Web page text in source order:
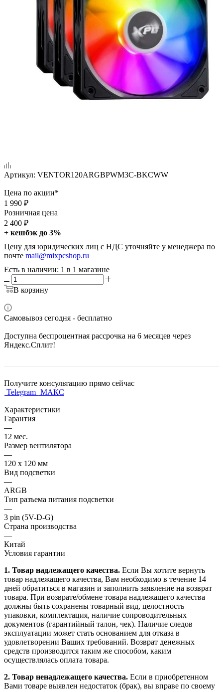
Артикул: VENTOR120ARGBPWM3C-BKCWW
Цена по акции*
1 990 ₽
Розничная цена
2 400 ₽
+ кешбэк до 3%
Цену для юридических лиц с НДС уточняйте у менеджера по
почте mail@mixpcshop.ru
Есть в наличии: 1 в 1 магазине
В корзину
Самовывоз сегодня - бесплатно
Доступна беспроцентная рассрочка на 6 месяцев через
Яндекс.Сплит!
Получите консультацию прямо сейчас
Telegram МАКС
Характеристики
Гарантия
—
12 мес.
Размер вентилятора
—
120 х 120 мм
Вид подсветки
—
ARGB
Тип разъема питания подсветки
—
3 pin (5V-D-G)
Страна производства
—
Китай
Условия гарантии
1. Товар надлежащего качества. Если Вы хотите вернуть
товар надлежащего качества, Вам необходимо в течение 14
дней обратиться в магазин и заполнить заявление на возврат
товара. При возврате/обмене товара надлежащего качества
должны быть сохранены товарный вид, целостность
упаковки, комплектация, наличие сопроводительных
документов (гарантийный талон, чек). Наличие следов
эксплуатации может стать основанием для отказа в
удовлетворении Ваших требований. Возврат денежных
средств производится таким же способом, каким
осуществлялась оплата товара.
2. Товар ненадлежащего качества. Если в приобретенном
Вами товаре выявлен недостаток (брак), вы вправе по своему